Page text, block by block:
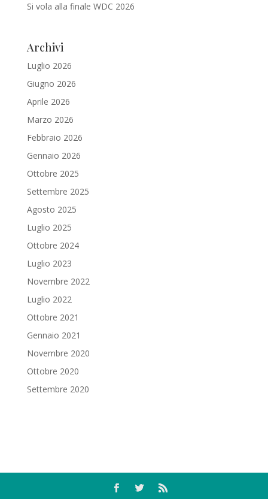
Si vola alla finale WDC 2026
Archivi
Luglio 2026
Giugno 2026
Aprile 2026
Marzo 2026
Febbraio 2026
Gennaio 2026
Ottobre 2025
Settembre 2025
Agosto 2025
Luglio 2025
Ottobre 2024
Luglio 2023
Novembre 2022
Luglio 2022
Ottobre 2021
Gennaio 2021
Novembre 2020
Ottobre 2020
Settembre 2020